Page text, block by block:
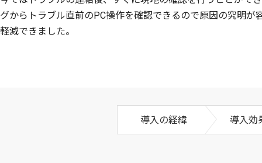
グからトラブル直前のPC操作を確認できるので原因の究明が
軽減できました。
導入の経緯 導入効